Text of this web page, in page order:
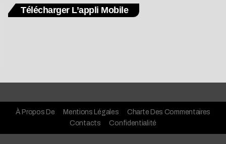
Télécharger L’appli Mobile
À Propos De Mentions Légales
Charte Des Commentaires
Contacts
Confidentialité